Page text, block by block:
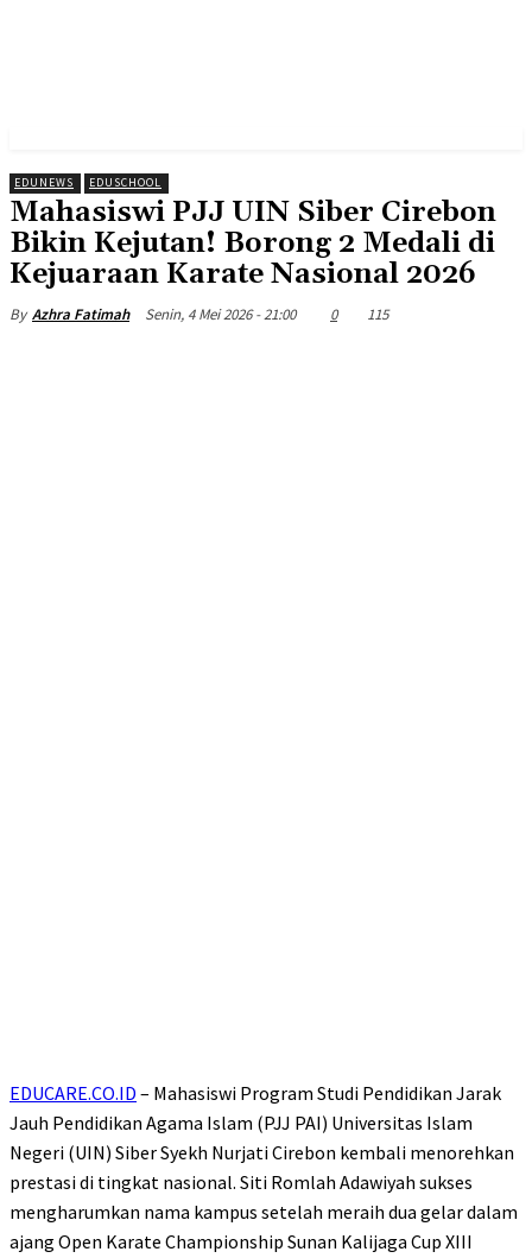
EDUNEWS EDUSCHOOL
Mahasiswi PJJ UIN Siber Cirebon
Bikin Kejutan! Borong 2 Medali di
Kejuaraan Karate Nasional 2026
By Azhra Fatimah Senin, 4 Mei 2026 - 21:00 0 115
EDUCARE.CO.ID – Mahasiswi Program Studi Pendidikan Jarak
Jauh Pendidikan Agama Islam (PJJ PAI) Universitas Islam
Negeri (UIN) Siber Syekh Nurjati Cirebon kembali menorehkan
prestasi di tingkat nasional. Siti Romlah Adawiyah sukses
mengharumkan nama kampus setelah meraih dua gelar dalam
ajang Open Karate Championship Sunan Kalijaga Cup XIII